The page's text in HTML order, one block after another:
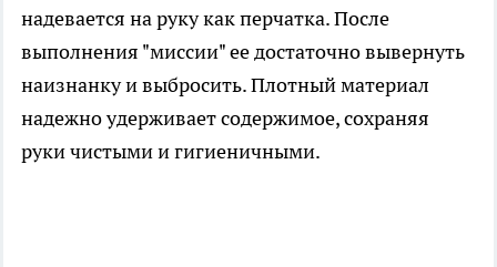
надевается на руку как перчатка. После
выполнения "миссии" ее достаточно вывернуть
наизнанку и выбросить. Плотный материал
надежно удерживает содержимое, сохраняя
руки чистыми и гигиеничными.